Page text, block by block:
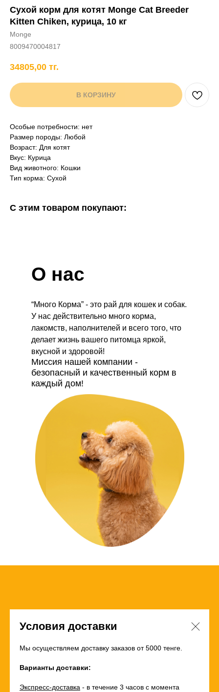
Хорькам
+7 706 407 30 81
Написать в WhatsApp
Сухой корм для котят Monge Cat Breeder
Kitten Chiken, курица, 10 кг
Monge
8009470004817
34805,00 тг.
В КОРЗИНУ
Особые потребности: нет
Размер породы: Любой
Возраст: Для котят
Вкус: Курица
Вид животного: Кошки
Тип корма: Сухой
С этим товаром покупают:
“Много Корма” - это рай для кошек и собак.
У нас действительно много корма,
лакомств, наполнителей и всего того, что
делает жизнь вашего питомца яркой,
вкусной и здоровой!
Миссия нашей компании -
безопасный и качественный корм в
каждый дом!
О нас
Условия доставки
Мы осуществляем доставку заказов от 5000 тенге.
Варианты доставки:
Экспресс-доставка - в течение 3 часов с момента